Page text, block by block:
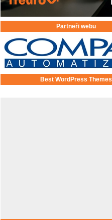
Partneři webu
Best WordPress Themes